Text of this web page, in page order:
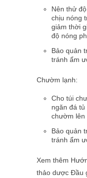
Nên thử
chịu nóng
giảm thời
độ nóng
Bảo quản
tránh ẩm
Chườm lạnh:
Cho túi
ngăn đá tủ
chườm lên
Bảo quản
tránh ẩm
Xem thêm
thảo dược Đầu